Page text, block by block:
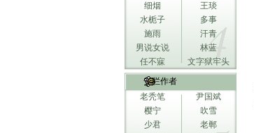
细烟
王琰
水栀子
多事
施雨
汗青
男说女说
林蓝
任不寐
文字狱牢头
专栏作者
老秃笔
尹国斌
樱宁
吹雪
少君
老郸